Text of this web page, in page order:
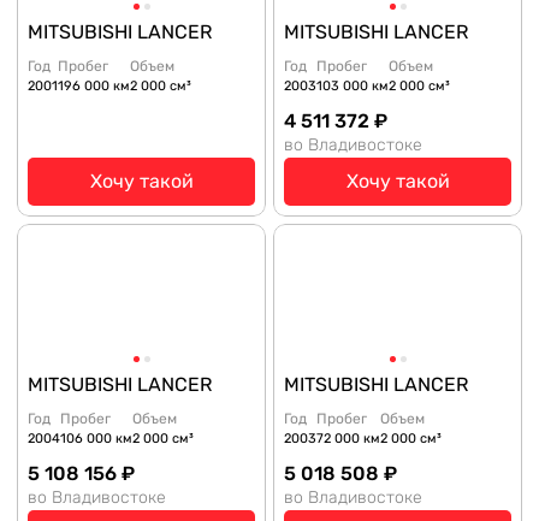
MITSUBISHI LANCER
Год
2001
Пробег
196 000 км
Объем
2 000 см³
Хочу такой
MITSUBISHI LANCER
Год
2003
Пробег
103 000 км
Объем
2 000 см³
4 511 372 ₽
во Владивостоке
Хочу такой
MITSUBISHI LANCER
Год
2004
Пробег
106 000 км
Объем
2 000 см³
5 108 156 ₽
во Владивостоке
MITSUBISHI LANCER
Год
2003
Пробег
72 000 км
Объем
2 000 см³
5 018 508 ₽
во Владивостоке